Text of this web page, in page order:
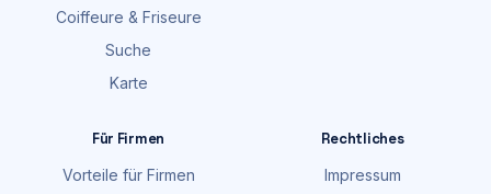
Coiffeure & Friseure
Suche
Karte
Für Firmen
Vorteile für Firmen
Rechtliches
Impressum